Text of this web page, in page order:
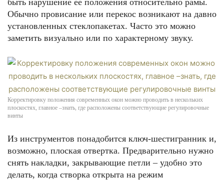
быть нарушение её положения относительно рамы.
Обычно провисание или перекос возникают на давно
установленных стеклопакетах. Часто это можно
заметить визуально или по характерному звуку.
Корректировку положения современных окон можно проводить в нескольких
плоскостях, главное –знать, где расположены соответствующие регулировочные
винты
Из инструментов понадобится ключ-шестигранник и,
возможно, плоская отвертка. Предварительно нужно
снять накладки, закрывающие петли – удобно это
делать, когда створка открыта на режим